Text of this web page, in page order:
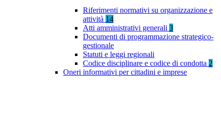
Riferimenti normativi su organizzazione e
attività 14
Atti amministrativi generali 3
Documenti di programmazione strategico-
gestionale
Statuti e leggi regionali
Codice disciplinare e codice di condotta 2
Oneri informativi per cittadini e imprese